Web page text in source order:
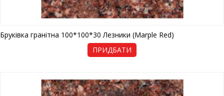
ПРИДБАТИ
Бруківка гранітна 100*100*30 Лезники (Marple Red)